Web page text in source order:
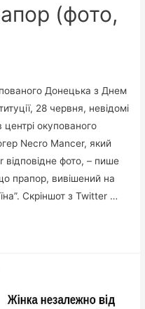
(фото,
Донецька з Днем
28 червня, невідомі
окупованого
Necro Mancer, який
відповідне фото, – пише
прапор, вивішений на
Скріншот з Twitter …